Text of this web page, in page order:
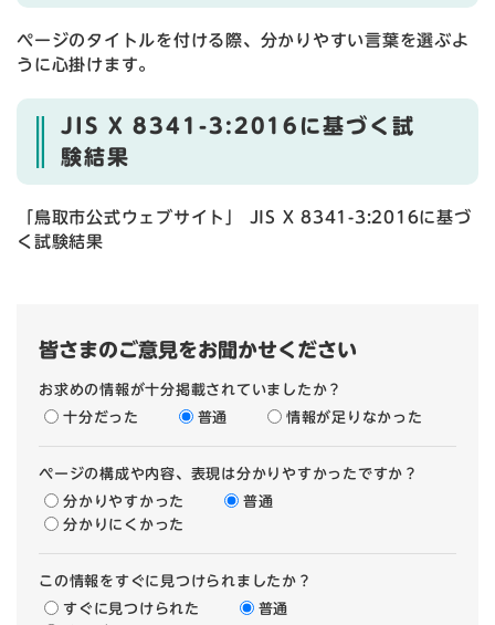
ページのタイトルを付ける際、分かりやすい言葉を選ぶよ
うに心掛けます。
JIS X 8341-3:2016に基づく試
験結果
「鳥取市公式ウェブサイト」 JIS X 8341-3:2016に基づ
く試験結果
皆さまのご意見をお聞かせください
お求めの情報が十分掲載されていましたか？
十分だった
普通 情報が足りなかった
ページの構成や内容、表現は分かりやすかったですか？
分かりやすかった
普通
分かりにくかった
この情報をすぐに見つけられましたか？
すぐに見つけられた
普通